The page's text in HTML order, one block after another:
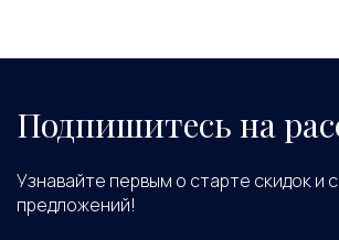
Подпишитесь на
Узнавайте первым о старте скидок и
предложений!